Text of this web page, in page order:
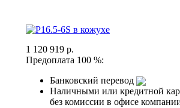
1 120 919 р.
Предоплата 100 %:
Банковский перевод
Наличными или кредитной
без комиссии в офисе